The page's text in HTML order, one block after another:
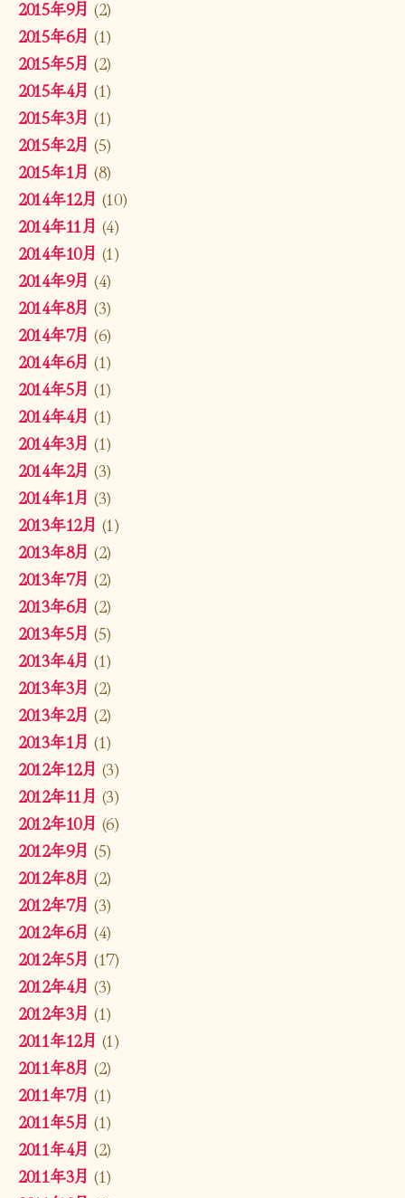
2015年9月 (2)
2015年6月 (1)
2015年5月 (2)
2015年4月 (1)
2015年3月 (1)
2015年2月 (5)
2015年1月 (8)
2014年12月 (10)
2014年11月 (4)
2014年10月 (1)
2014年9月 (4)
2014年8月 (3)
2014年7月 (6)
2014年6月 (1)
2014年5月 (1)
2014年4月 (1)
2014年3月 (1)
2014年2月 (3)
2014年1月 (3)
2013年12月 (1)
2013年8月 (2)
2013年7月 (2)
2013年6月 (2)
2013年5月 (5)
2013年4月 (1)
2013年3月 (2)
2013年2月 (2)
2013年1月 (1)
2012年12月 (3)
2012年11月 (3)
2012年10月 (6)
2012年9月 (5)
2012年8月 (2)
2012年7月 (3)
2012年6月 (4)
2012年5月 (17)
2012年4月 (3)
2012年3月 (1)
2011年12月 (1)
2011年8月 (2)
2011年7月 (1)
2011年5月 (1)
2011年4月 (2)
2011年3月 (1)